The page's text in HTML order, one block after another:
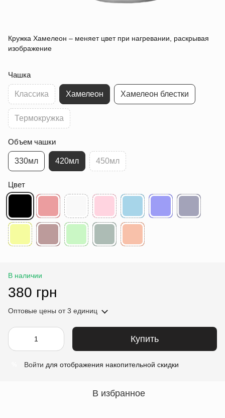
Кружка Хамелеон – меняет цвет при нагревании, раскрывая
изображение
Чашка
Классика Хамелеон Хамелеон блестки
Термокружка
Объем чашки
330мл 420мл 450мл
Цвет
В наличии
380 грн
Оптовые цены от 3 единиц
Купить
Войти для отображения накопительной скидки
В избранное